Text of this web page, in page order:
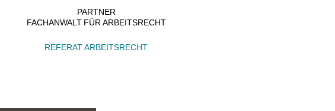
PARTNER
FACHANWALT FÜR ARBEITSRECHT
REFERAT ARBEITSRECHT